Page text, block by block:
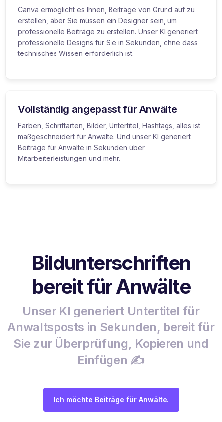
Canva ermöglicht es Ihnen, Beiträge von Grund auf zu
erstellen, aber Sie müssen ein Designer sein, um
professionelle Beiträge zu erstellen. Unser KI generiert
professionelle Designs für Sie in Sekunden, ohne dass
technisches Wissen erforderlich ist.
Vollständig angepasst für Anwälte
Farben, Schriftarten, Bilder, Untertitel, Hashtags, alles ist
maßgeschneidert für Anwälte. Und unser KI generiert
Beiträge für Anwälte in Sekunden über
Mitarbeiterleistungen und mehr.
Bildunterschriften
bereit für Anwälte
Unser KI generiert Untertitel für
Anwaltsposts in Sekunden, bereit für
Sie zur Überprüfung, Kopieren und
Einfügen ✍️
Ich möchte Beiträge für Anwälte.